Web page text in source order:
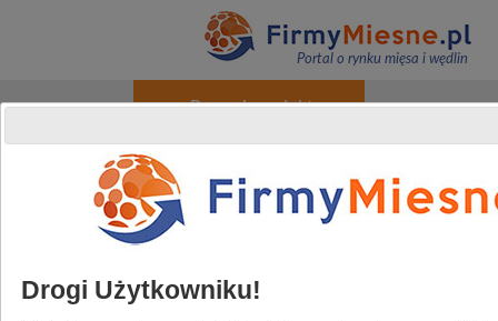
Portal o rynku mięsa i wędlin
+ Promuj produkty
O portalu
Rejestracja / Logowanie
Powered by Translate
Drogi Użytkowniku!